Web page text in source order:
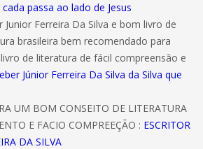
cada passa ao lado de Jesus
Ferreira Da Silva e bom livro de
brasileira bem recomendado para
de literatura de fácil compreensão e
Júnior Ferreira Da Silva da Silva que
UM BOM CONSEITO DE LITERATURA
E FACIO COMPREEÇÃO : ESCRITOR
DA SILVA